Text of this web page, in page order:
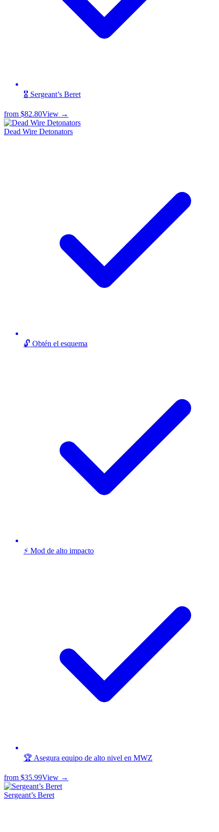
🎖️ Sergeant’s Beret
from $82.80View →
Dead Wire Detonators
🔓 Obtén el esquema
⚡ Mod de alto impacto
🏆 Asegura equipo de alto nivel en MWZ
from $35.99View →
Sergeant’s Beret